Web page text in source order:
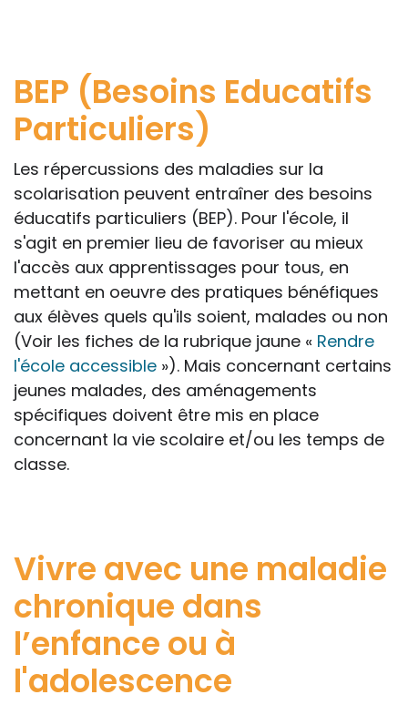
BEP (Besoins Educatifs
Particuliers)
Les répercussions des maladies sur la
scolarisation peuvent entraîner des besoins
éducatifs particuliers (BEP). Pour l'école, il
s'agit en premier lieu de favoriser au mieux
l'accès aux apprentissages pour tous, en
mettant en oeuvre des pratiques bénéfiques
aux élèves quels qu'ils soient, malades ou non
(Voir les fiches de la rubrique jaune « Rendre
l'école accessible »). Mais concernant certains
jeunes malades, des aménagements
spécifiques doivent être mis en place
concernant la vie scolaire et/ou les temps de
classe.
Vivre avec une maladie
chronique dans
l’enfance ou à
l'adolescence